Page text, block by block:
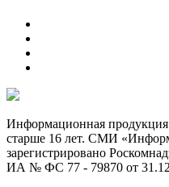
Информационная продукция
старше 16 лет. СМИ
зарегистрировано
ИА № ФС 77 - 79870 от